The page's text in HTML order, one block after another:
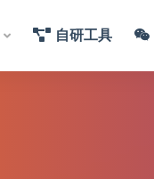
自研工具